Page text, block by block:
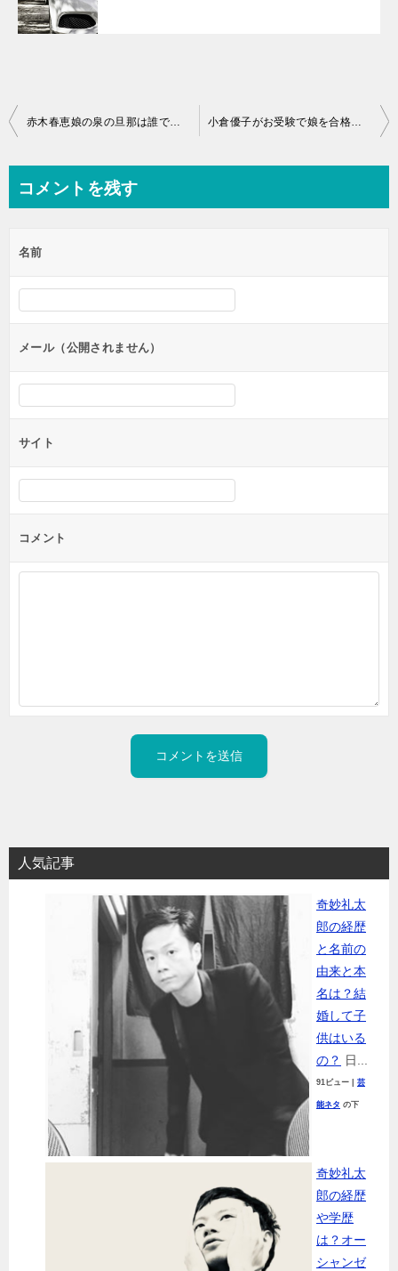
投
ビ
ー
シ
ン
赤木春恵娘の泉の旦那は誰で子供は何をやっているの？ 小倉優子がお受験で娘を合格させた有名私立小学校はどこ？
コメントを残す
名前
メール（公開されません）
サイト
コメント
人気記事
奇妙礼太
郎の経歴
と名前の
由来と本
名は？結
婚して子
供はいる
の？ 日...
91ビュー 芸
能ネタ の下
奇妙礼太
郎の経歴
や学歴
は？オー
シャンゼ